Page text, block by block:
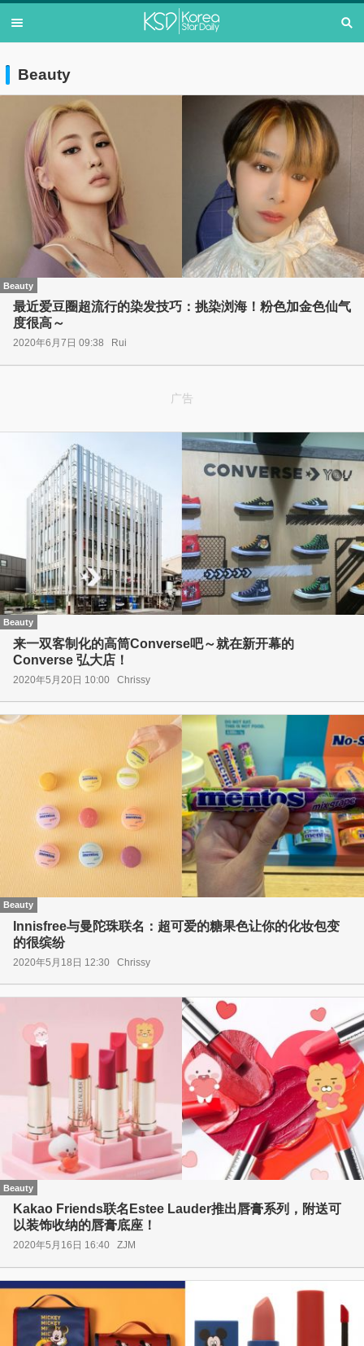
Beauty
Beauty
最近爱豆圈超流行的染发技巧：挑染浏海！粉色加金色仙气
度很高～
2020年6月7日 09:38 Rui
广告
Beauty
来一双客制化的高筒Converse吧～就在新开幕的
Converse 弘大店！
2020年5月20日 10:00 Chrissy
Beauty
Innisfree与曼陀珠联名：超可爱的糖果色让你的化妆包变
的很缤纷
2020年5月18日 12:30 Chrissy
Beauty
Kakao Friends联名Estee Lauder推出唇膏系列，附送可
以装饰收纳的唇膏底座！
2020年5月16日 16:40 ZJM